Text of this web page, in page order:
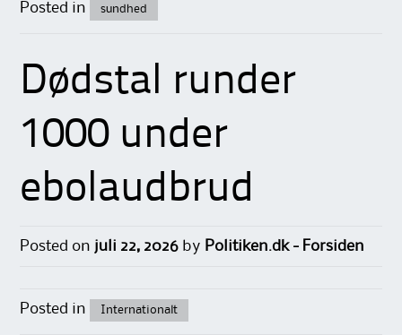
Posted in sundhed
Dødstal runder
1000 under
ebolaudbrud
Posted on juli 22, 2026 by Politiken.dk - Forsiden
Posted in Internationalt